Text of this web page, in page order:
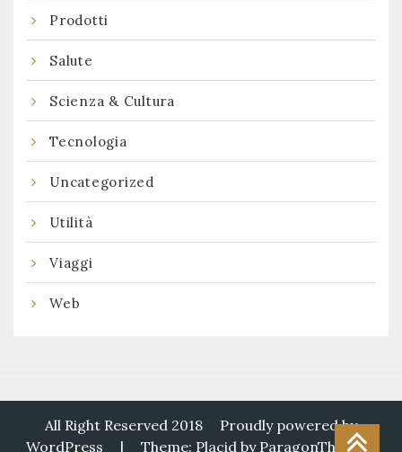
Prodotti
Salute
Scienza & Cultura
Tecnologia
Uncategorized
Utilità
Viaggi
Web
All Right Reserved 2018
Proudly powered by
WordPress
| Theme: Placid by ParagonThemes